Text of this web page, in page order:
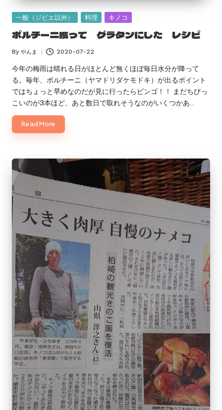
Posted
一般（ジビエ以外） 料理 キノコ
ポルチーニ獲って グラタンにした レシピ
Posted
by
By やんま 2020-07-22
今年の梅雨は晴れる日がほとんど無くほぼ毎日水分が降って
る。毎年、ポルチーニ（ヤマドリダケモドキ）が出るポイント
ではちょっと早めなのだが見に行ったらビンゴ！！ まだちびっ
こいのが3本ほど、あと数日で取れそうなのがいくつかあ…
Read More